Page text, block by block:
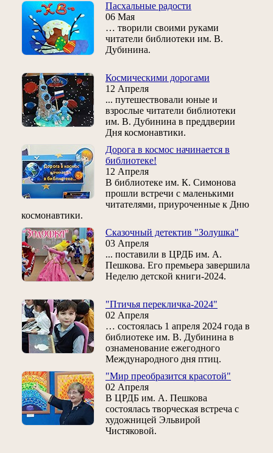
Пасхальные радости
06 Мая
… творили своими руками
читатели библиотеки им. В.
Дубинина.
Космическими дорогами
12 Апреля
... путешествовали юные и
взрослые читатели библиотеки
им. В. Дубинина в преддверии
Дня космонавтики.
Дорога в космос начинается в
библиотеке!
12 Апреля
В библиотеке им. К. Симонова
прошли встречи с маленькими
читателями, приуроченные к Дню
космонавтики.
Сказочный детектив "Золушка"
03 Апреля
... поставили в ЦРДБ им. А.
Пешкова. Его премьера завершила
Неделю детской книги-2024.
"Птичья перекличка-2024"
02 Апреля
… состоялась 1 апреля 2024 года в
библиотеке им. В. Дубинина в
ознаменование ежегодного
Международного дня птиц.
"Мир преобразится красотой"
02 Апреля
В ЦРДБ им. А. Пешкова
состоялась творческая встреча с
художницей Эльвирой
Чистяковой.